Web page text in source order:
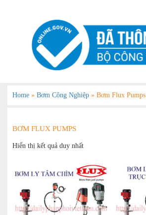
Home » Bơm Công Nghiệp » Bơm Flux Pumps
BƠM FLUX PUMPS
Hiển thị kết quả duy nhất